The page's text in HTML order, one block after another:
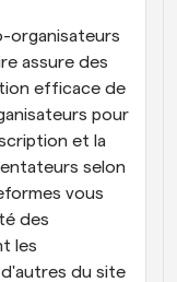
organisateurs
assure des
efficace de
pour
et la
selon
vous
des
les
du site